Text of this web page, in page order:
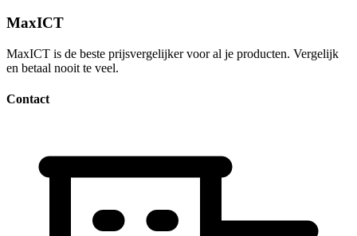
MaxICT
MaxICT is de beste prijsvergelijker voor al je producten. Vergelijk
en betaal nooit te veel.
Contact